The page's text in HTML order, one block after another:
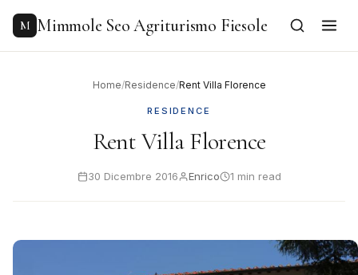
content
M Mimmole Seo Agriturismo Fiesole
Home/Residence/Rent Villa Florence
RESIDENCE
Rent Villa Florence
30 Dicembre 2016 Enrico 1 min read